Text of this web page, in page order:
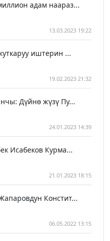
адам наараз...
13.03.2023 19:22
иштерин ...
19.02.2023 21:32
Дүйнө жүзү Пу...
24.01.2023 14:39
Исабеков Курма...
21.01.2023 18:15
Констит...
06.05.2022 13:15